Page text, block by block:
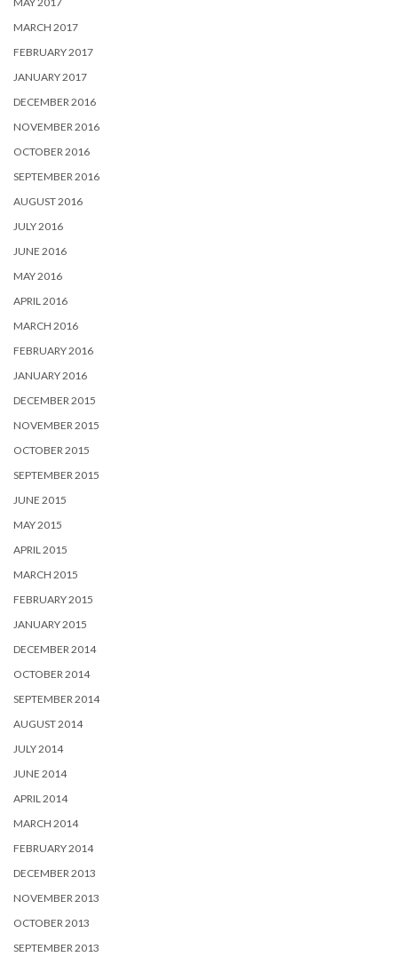
MARCH 2017
FEBRUARY 2017
JANUARY 2017
DECEMBER 2016
NOVEMBER 2016
OCTOBER 2016
SEPTEMBER 2016
AUGUST 2016
JULY 2016
JUNE 2016
MAY 2016
APRIL 2016
MARCH 2016
FEBRUARY 2016
JANUARY 2016
DECEMBER 2015
NOVEMBER 2015
OCTOBER 2015
SEPTEMBER 2015
JUNE 2015
MAY 2015
APRIL 2015
MARCH 2015
FEBRUARY 2015
JANUARY 2015
DECEMBER 2014
OCTOBER 2014
SEPTEMBER 2014
AUGUST 2014
JULY 2014
JUNE 2014
APRIL 2014
MARCH 2014
FEBRUARY 2014
DECEMBER 2013
NOVEMBER 2013
OCTOBER 2013
SEPTEMBER 2013